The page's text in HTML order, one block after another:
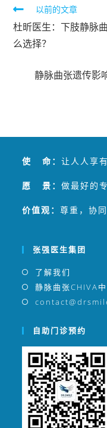
射频消融、CHIVA等。
张强医生集团成功将
院治疗，缩短成为一
后无需再穿弹力袜
万余例。
以前的文章
杜昕医生：下肢静脉
么选择？
静脉曲张遗传影
使 命：让人人享
愿 景：做最好的
价值观：尊重，协
张强医生集团
了解我们
静脉曲张CHIVA
自助门诊预约